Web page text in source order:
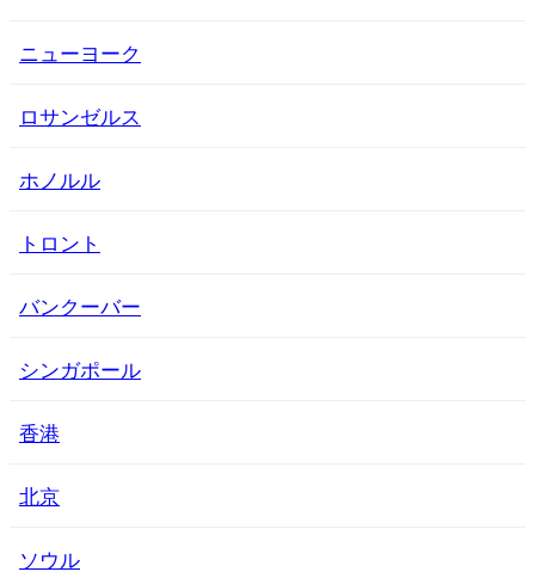
ニューヨーク
ロサンゼルス
ホノルル
トロント
バンクーバー
シンガポール
香港
北京
ソウル